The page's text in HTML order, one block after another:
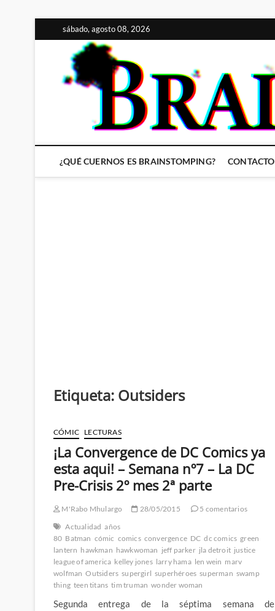
al
contenido
sábado, agosto 08, 2026
¿QUÉ CUERNOS ES BRAINSTOMPING? CONTACTO
Etiqueta: Outsiders
CÓMIC LECTURAS
¡La Convergence de DC Comics ya
esta aqui! – Semana nº7 – La DC
Pre-Crisis 2º mes 2ª parte
M'Rabo Mhulargo 28/05/2015
5 comentarios
Actualidad años
80 Batman cómic comics convergence DC dc comics green
lantern hawkman hawkwoman jeff parker jla detroit justice
league of america kelley jones larry hama len wein marv
wolfman Outsiders supergirl superhéroes superman swamp
thing teen titans tim truman wonder woman
Segunda entrega de la séptima semana de